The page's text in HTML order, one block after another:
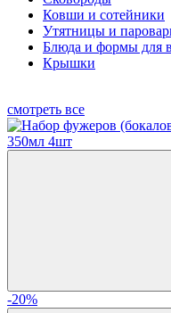
Ковши и сотейники
Утятницы и
Блюда и формы для
Крышки
смотреть все
-20%